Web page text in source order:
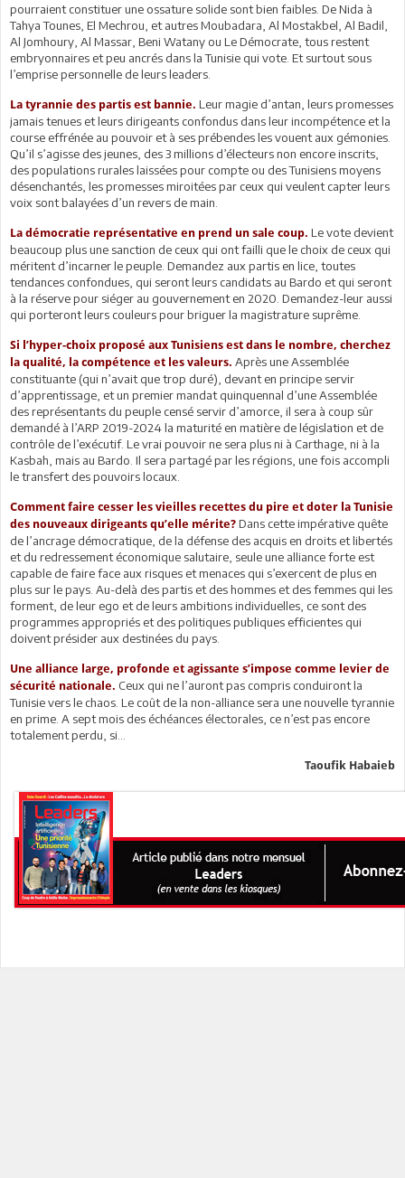
pourraient constituer une ossature solide sont bien faibles. De Nida à
Tahya Tounes, El Mechrou, et autres Moubadara, Al Mostakbel, Al Badil,
Al Jomhoury, Al Massar, Beni Watany ou Le Démocrate, tous restent
embryonnaires et peu ancrés dans la Tunisie qui vote. Et surtout sous
l’emprise personnelle de leurs leaders.
La tyrannie des partis est bannie. Leur magie d’antan, leurs promesses
jamais tenues et leurs dirigeants confondus dans leur incompétence et la
course effrénée au pouvoir et à ses prébendes les vouent aux gémonies.
Qu’il s’agisse des jeunes, des 3 millions d’électeurs non encore inscrits,
des populations rurales laissées pour compte ou des Tunisiens moyens
désenchantés, les promesses miroitées par ceux qui veulent capter leurs
voix sont balayées d’un revers de main.
La démocratie représentative en prend un sale coup. Le vote devient
beaucoup plus une sanction de ceux qui ont failli que le choix de ceux qui
méritent d’incarner le peuple. Demandez aux partis en lice, toutes
tendances confondues, qui seront leurs candidats au Bardo et qui seront
à la réserve pour siéger au gouvernement en 2020. Demandez-leur aussi
qui porteront leurs couleurs pour briguer la magistrature suprême.
Si l’hyper-choix proposé aux Tunisiens est dans le nombre, cherchez
la qualité, la compétence et les valeurs. Après une Assemblée
constituante (qui n’avait que trop duré), devant en principe servir
d’apprentissage, et un premier mandat quinquennal d’une Assemblée
des représentants du peuple censé servir d’amorce, il sera à coup sûr
demandé à l’ARP 2019-2024 la maturité en matière de législation et de
contrôle de l’exécutif. Le vrai pouvoir ne sera plus ni à Carthage, ni à la
Kasbah, mais au Bardo. Il sera partagé par les régions, une fois accompli
le transfert des pouvoirs locaux.
Comment faire cesser les vieilles recettes du pire et doter la Tunisie
des nouveaux dirigeants qu’elle mérite? Dans cette impérative quête
de l’ancrage démocratique, de la défense des acquis en droits et libertés
et du redressement économique salutaire, seule une alliance forte est
capable de faire face aux risques et menaces qui s’exercent de plus en
plus sur le pays. Au-delà des partis et des hommes et des femmes qui les
forment, de leur ego et de leurs ambitions individuelles, ce sont des
programmes appropriés et des politiques publiques efficientes qui
doivent présider aux destinées du pays.
Une alliance large, profonde et agissante s’impose comme levier de
sécurité nationale. Ceux qui ne l’auront pas compris conduiront la
Tunisie vers le chaos. Le coût de la non-alliance sera une nouvelle tyrannie
en prime. A sept mois des échéances électorales, ce n’est pas encore
totalement perdu, si...
Taoufik Habaieb